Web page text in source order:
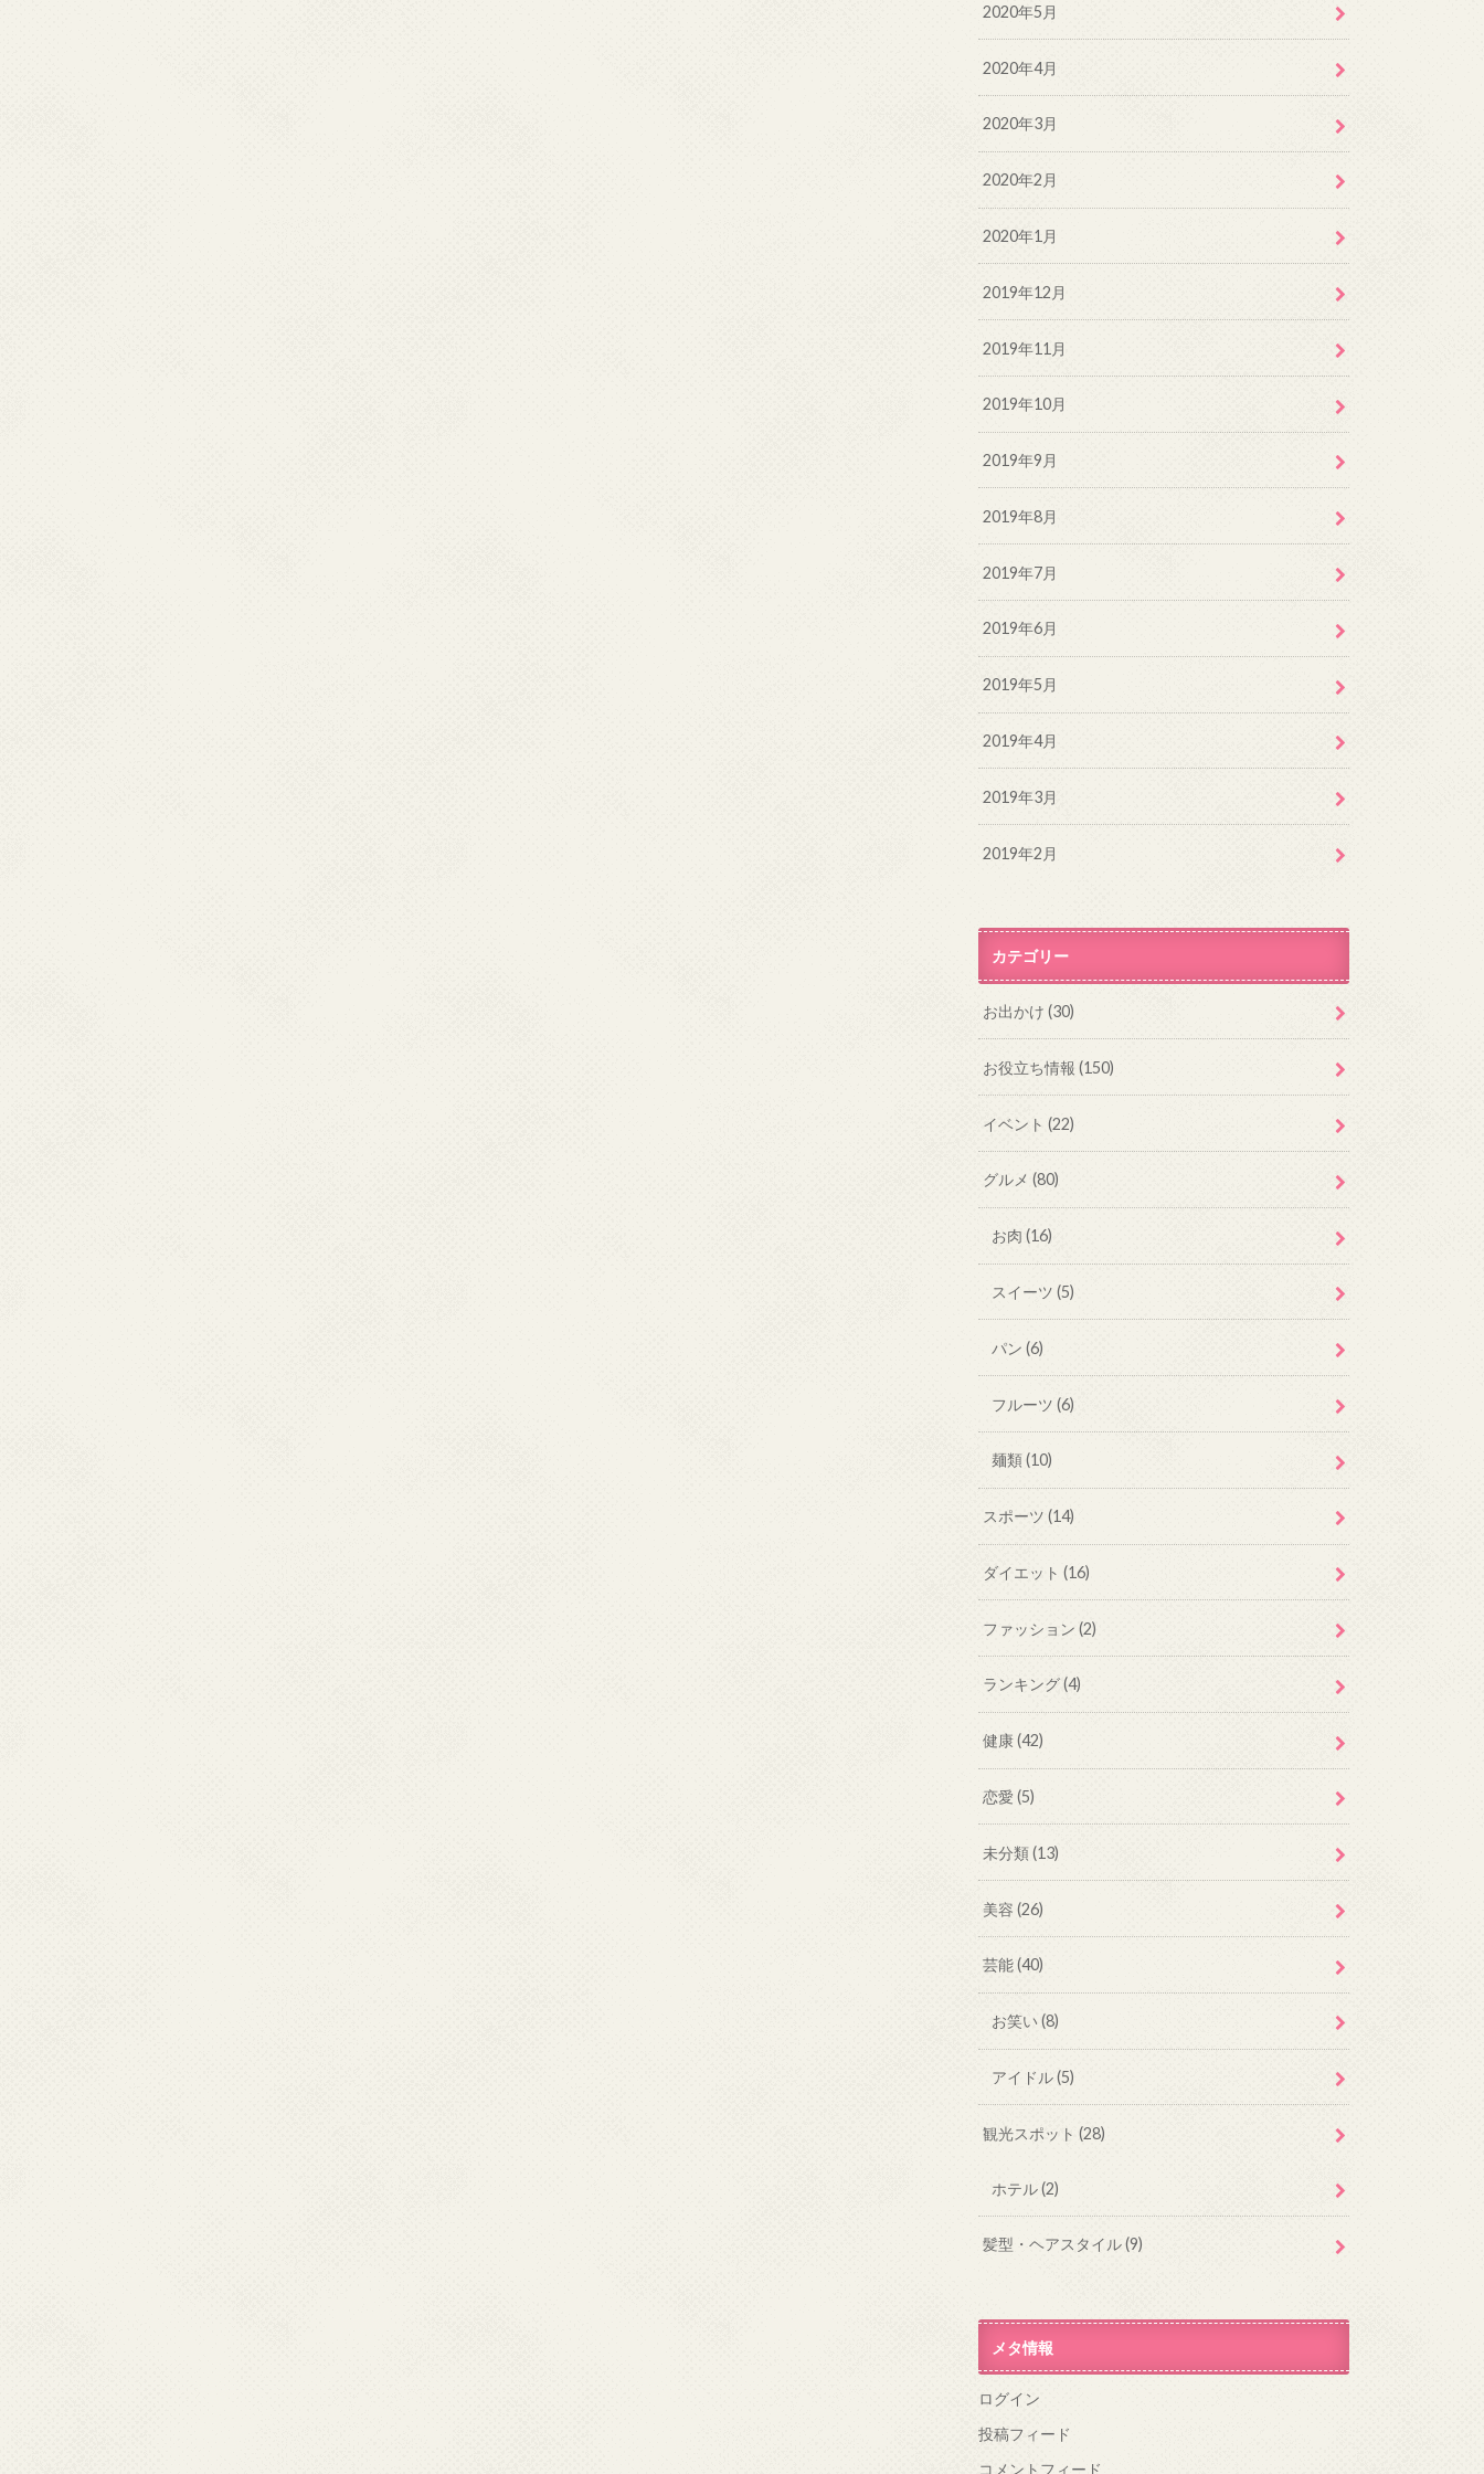
2020年5月
2020年4月
2020年3月
2020年2月
2020年1月
2019年12月
2019年11月
2019年10月
2019年9月
2019年8月
2019年7月
2019年6月
2019年5月
2019年4月
2019年3月
2019年2月
カテゴリー
お出かけ(30)
お役立ち情報(150)
イベント(22)
グルメ(80)
お肉 (16)
スイーツ (5)
パン (6)
フルーツ (6)
麺類(10)
スポーツ(14)
ダイエット(16)
ファッション(2)
ランキング(4)
健康(42)
恋愛(5)
未分類(13)
美容(26)
芸能(40)
お笑い (8)
アイドル(5)
観光スポット(28)
ホテル(2)
髪型・ヘアスタイル(9)
メタ情報
ログイン
投稿フィード
コメントフィード